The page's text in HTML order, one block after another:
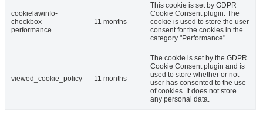
cookielawinfo-
checkbox-
performance
11 months
This cookie is set by GDPR
Cookie Consent plugin. The
cookie is used to store the user
consent for the cookies in the
category "Performance".
viewed_cookie_policy 11 months
The cookie is set by the GDPR
Cookie Consent plugin and is
used to store whether or not
user has consented to the use
of cookies. It does not store
any personal data.